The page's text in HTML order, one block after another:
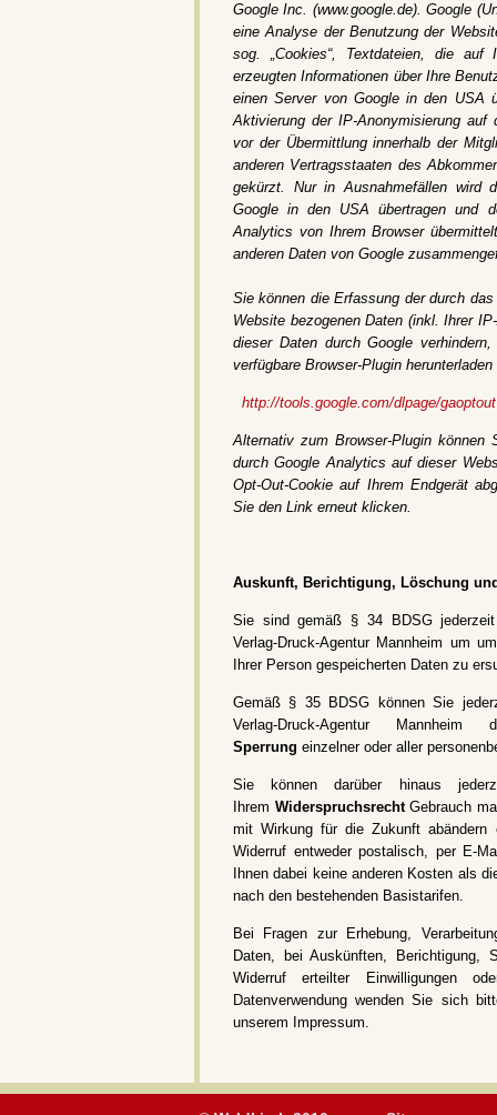
Google Inc. (www.google.de). Google
eine Analyse der Benutzung der
sog. „Cookies“, Textdateien, die auf
erzeugten Informationen über Ihre
einen Server von Google in den USA
Aktivierung der IP-Anonymisierung
vor der Übermittlung innerhalb der
anderen Vertragsstaaten des
gekürzt. Nur in Ausnahmefällen wird
Google in den USA übertragen und
Analytics von Ihrem Browser
anderen Daten von Google
Sie können die Erfassung der durch
Website bezogenen Daten (inkl. Ihrer
dieser Daten durch Google
verfügbare Browser-Plugin
http://tools.google.com/dlpage/
Alternativ zum Browser-Plugin können
durch Google Analytics auf dieser
Opt-Out-Cookie auf Ihrem Endgerät
Sie den Link erneut klicken.
Auskunft, Berichtigung, Löschung
Sie sind gemäß § 34 BDSG
Verlag-Druck-Agentur Mannheim um
Ihrer Person gespeicherten Daten zu
Gemäß § 35 BDSG können Sie
Verlag-Druck-Agentur
Sperrung einzelner oder aller
Sie können darüber hinaus
Ihrem WiderspruchsrechtGebrauch
mit Wirkung für die Zukunft abändern
Widerruf entweder postalisch, per E-
Ihnen dabei keine anderen Kosten als
nach den bestehenden Basistarifen.
Bei Fragen zur Erhebung,
Daten, bei Auskünften, Berichtigung,
Widerruf erteilter Einwilligungen
Datenverwendung wenden Sie sich
unserem Impressum.